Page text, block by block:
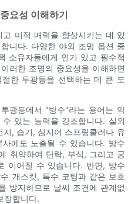
요성 이해하기
미적 매력을 향상시키는 데 있
니다. 다양한 야외 조명 옵션 중
소유자들에게 인기 있고 필수적
러한 조명의 중요성을 이해하면
한 투광등을 선택하는 데 큰 도
광등에서 "방수"라는 용어는 악
있는 능력을 강조합니다. 실외
, 습기, 심지어 스프링클러나 유
에도 노출될 수 있습니다. 방수
취약하여 단락, 부식, 그리고 궁
이어질 수 있습니다. 반면, 방수
개스킷, 특수 코팅과 같은 보호
방지하므로 날씨 조건에 관계없
장합니다.